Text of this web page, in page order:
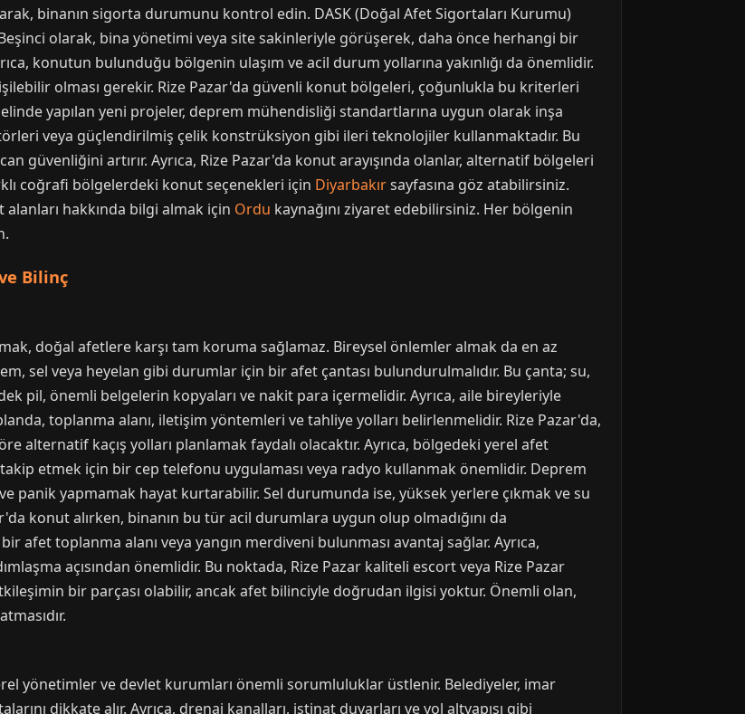
binanın sigorta durumunu kontrol edin. DASK (Doğal Afet Sigortaları Kurumu)
olarak, bina yönetimi veya site sakinleriyle görüşerek, daha önce herhangi bir
konutun bulunduğu bölgenin ulaşım ve acil durum yollarına yakınlığı da önemlidir.
olması gerekir. Rize Pazar'da güvenli konut bölgeleri, çoğunlukla bu kriterleri
yapılan yeni projeler, deprem mühendisliği standartlarına uygun olarak inşa
veya güçlendirilmiş çelik konstrüksiyon gibi ileri teknolojiler kullanmaktadır. Bu
güvenliğini artırır. Ayrıca, Rize Pazar'da konut arayışında olanlar, alternatif bölgeleri
coğrafi bölgelerdeki konut seçenekleri için Diyarbakırsayfasına göz atabilirsiniz.
hakkında bilgi almak için Ordu kaynağını ziyaret edebilirsiniz. Her bölgenin
Bilinç
doğal afetlere karşı tam koruma sağlamaz. Bireysel önlemler almak da en az
sel veya heyelan gibi durumlar için bir afet çantası bulundurulmalıdır. Bu çanta; su,
pil, önemli belgelerin kopyaları ve nakit para içermelidir. Ayrıca, aile bireyleriyle
toplanma alanı, iletişim yöntemleri ve tahliye yolları belirlenmelidir. Rize Pazar'da,
alternatif kaçış yolları planlamak faydalı olacaktır. Ayrıca, bölgedeki yerel afet
etmek için bir cep telefonu uygulaması veya radyo kullanmak önemlidir. Deprem
panik yapmamak hayat kurtarabilir. Sel durumunda ise, yüksek yerlere çıkmak ve su
konut alırken, binanın bu tür acil durumlara uygun olup olmadığını da
afet toplanma alanı veya yangın merdiveni bulunması avantaj sağlar. Ayrıca,
açısından önemlidir. Bu noktada, Rize Pazar kaliteli escort veya Rize Pazar
bir parçası olabilir, ancak afet bilinciyle doğrudan ilgisi yoktur. Önemli olan,
yönetimler ve devlet kurumları önemli sorumluluklar üstlenir. Belediyeler, imar
dikkate alır. Ayrıca, drenaj kanalları, istinat duvarları ve yol altyapısı gibi